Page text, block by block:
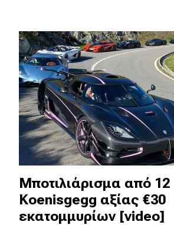
Νέα
Τεχνολογία
Mobility
Σταθμοί φόρτισης
Classic
Νέα
Παρουσιάσεις
Μποτιλιάρισμα από 12
Koenisgegg αξίας €30
εκατομμυρίων [video]